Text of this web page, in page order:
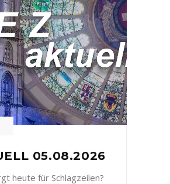
05.08.2026
heute für Schlagzeilen?